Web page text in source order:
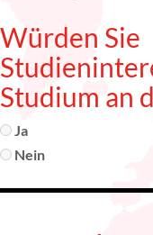
Würden Sie
Studium an
Ja
Nein